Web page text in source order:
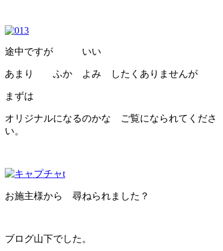
途中ですが いい
あまり ふか よみ したくありませんが
まずは
オリジナルになるのかな ご覧になられてくださ
い。
お施主様から 尋ねられました？
ブログ山下でした。